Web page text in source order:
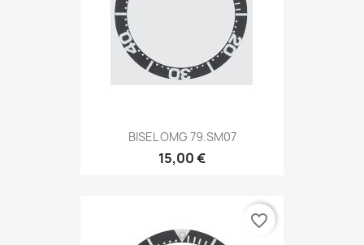
BISEL OMG 79.SM07
15,00 €
favorite_border